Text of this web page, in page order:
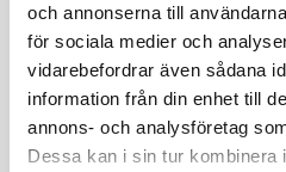
och annonserna till
för sociala medier och
vidarebefordrar även sådana
information från din enhet till
annons- och analysföretag
Dessa kan i sin tur kombinera
CELLY
GHOSTMAG Pro
fläktgaller
Art nr:
A10483
Tillv. art. nr:
GHOSTMAGPROBK